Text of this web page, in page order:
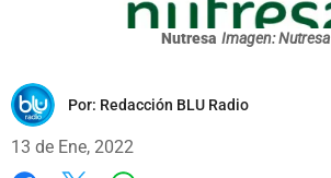
Nutresa Imagen: Nutresa
Por: Redacción BLU Radio
13 de Ene, 2022